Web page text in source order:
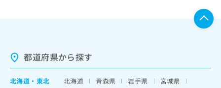
都道府県から探す
北海道 ・ 東北 北海道 青森県 岩手県
宮城県